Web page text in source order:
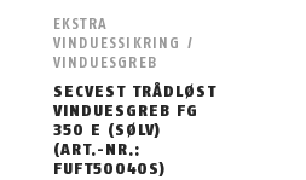
EKSTRA
VINDUESSIKRING /
VINDUESGREB
SECVEST TRÅDLØST
VINDUESGREB FG
350 E (SØLV)
(ART.-NR.:
FUFT50040S)